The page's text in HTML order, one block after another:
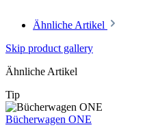
Ähnliche Artikel
Skip product gallery
Ähnliche Artikel
Tip
Bücherwagen ONE